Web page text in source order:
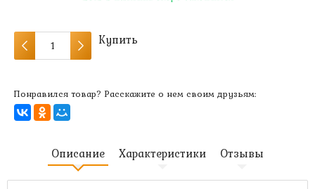
Купить
Понравился товар? Расскажите о нем своим друзьям:
Описание Характеристики Отзывы